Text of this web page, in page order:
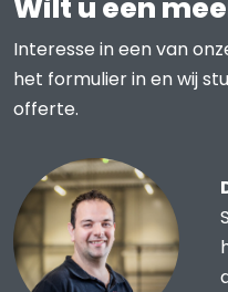
Wilt u een
Interesse in een van
het formulier in en wij
offerte.